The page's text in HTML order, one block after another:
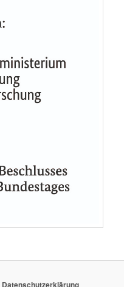
Datenschutzerklärung